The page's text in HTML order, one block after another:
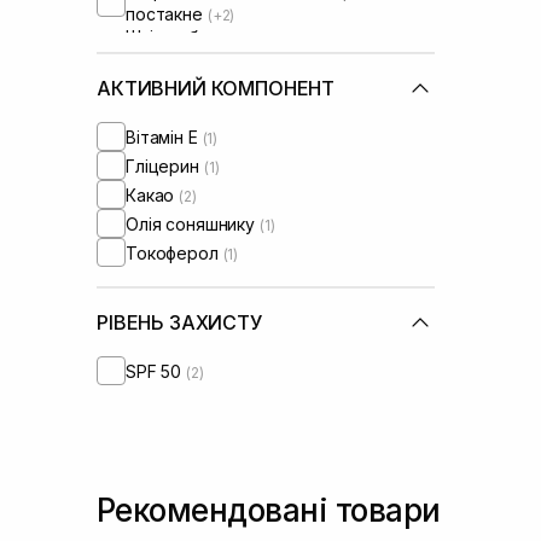
постакне (+2)
Шкіра обличчя з розширеними
порами
Шкіра обличчя з порушеним
Шкіра обличчя з порушеним
мікробіомом
АКТИВНИЙ КОМПОНЕНТ
Вітамін Е (1)
Гліцерин (1)
Какао (2)
Олія соняшнику (1)
Токоферол (1)
РІВЕНЬ ЗАХИСТУ
SPF 50 (2)
Рекомендовані товари